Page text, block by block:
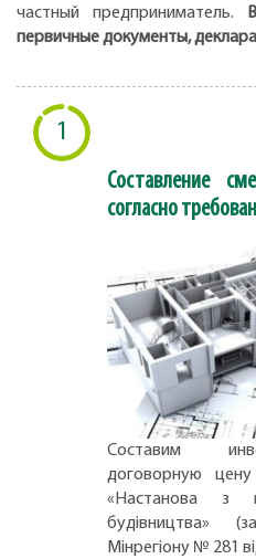
частный предприниматель.
первичные документы,
1
Составление
согласно
Составим
договорную цену
«Настанова з
будівництва»
Мінрегіону № 281